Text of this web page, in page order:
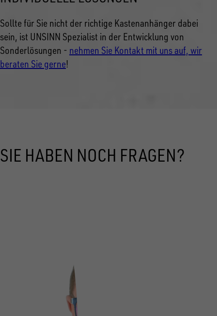
Sollte für Sie nicht der richtige Kastenanhänger dabei
sein, ist UNSINN Spezialist in der Entwicklung von
Sonderlösungen - nehmen Sie Kontakt mit uns auf, wir
beraten Sie gerne!
SIE HABEN NOCH FRAGEN?